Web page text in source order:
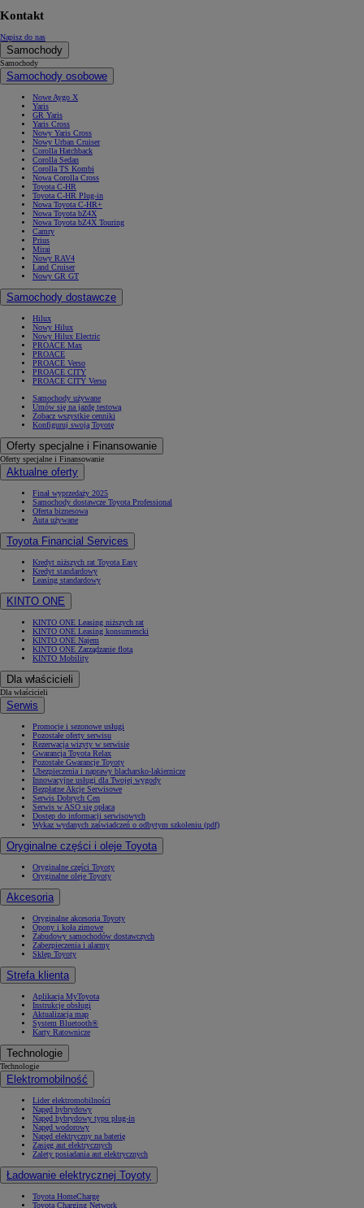
Kontakt
Napisz do nas
Samochody
Samochody
Samochody osobowe
Nowe Aygo X
Yaris
GR Yaris
Yaris Cross
Nowy Yaris Cross
Nowy Urban Cruiser
Corolla Hatchback
Corolla Sedan
Corolla TS Kombi
Nowa Corolla Cross
Toyota C-HR
Toyota C-HR Plug-in
Nowa Toyota C-HR+
Nowa Toyota bZ4X
Nowa Toyota bZ4X Touring
Camry
Prius
Mirai
Nowy RAV4
Land Cruiser
Nowy GR GT
Samochody dostawcze
Hilux
Nowy Hilux
Nowy Hilux Electric
PROACE Max
PROACE
PROACE Verso
PROACE CITY
PROACE CITY Verso
Samochody używane
Umów się na jazdę testową
Zobacz wszystkie cenniki
Konfiguruj swoją Toyotę
Oferty specjalne i Finansowanie
Oferty specjalne i Finansowanie
Aktualne oferty
Finał wyprzedaży 2025
Samochody dostawcze Toyota Professional
Oferta biznesowa
Auta używane
Toyota Financial Services
Kredyt niższych rat Toyota Easy
Kredyt standardowy
Leasing standardowy
KINTO ONE
KINTO ONE Leasing niższych rat
KINTO ONE Leasing konsumencki
KINTO ONE Najem
KINTO ONE Zarządzanie flotą
KINTO Mobility
Dla właścicieli
Dla właścicieli
Serwis
Promocje i sezonowe usługi
Pozostałe oferty serwisu
Rezerwacja wizyty w serwisie
Gwarancja Toyota Relax
Pozostałe Gwarancje Toyoty
Ubezpieczenia i naprawy blacharsko-lakiernicze
Innowacyjne usługi dla Twojej wygody
Bezpłatne Akcje Serwisowe
Serwis Dobrych Cen
Serwis w ASO się opłaca
Dostęp do informacji serwisowych
Wykaz wydanych zaświadczeń o odbytym szkoleniu (pdf)
Oryginalne części i oleje Toyota
Oryginalne części Toyoty
Oryginalne oleje Toyoty
Akcesoria
Oryginalne akcesoria Toyoty
Opony i koła zimowe
Zabudowy samochodów dostawczych
Zabezpieczenia i alarmy
Sklep Toyoty
Strefa klienta
Aplikacja MyToyota
Instrukcje obsługi
Aktualizacja map
System Bluetooth®
Karty Ratownicze
Technologie
Technologie
Elektromobilność
Lider elektromobilności
Napęd hybrydowy
Napęd hybrydowy typu plug-in
Napęd wodorowy
Napęd elektryczny na baterię
Zasięg aut elektrycznych
Zalety posiadania aut elektrycznych
Ładowanie elektrycznej Toyoty
Toyota HomeCharge
Toyota Charging Network